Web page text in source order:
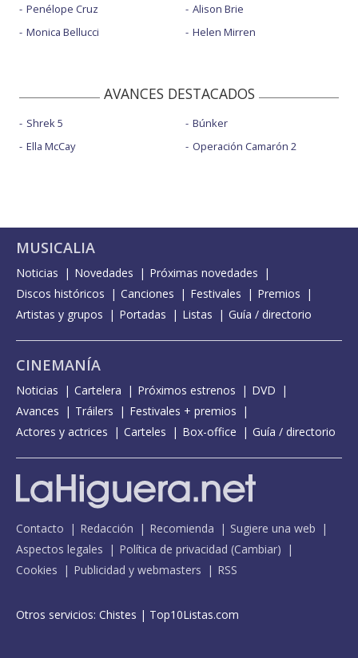
Penélope Cruz
Monica Bellucci
Alison Brie
Helen Mirren
AVANCES DESTACADOS
Shrek 5
Ella McCay
Búnker
Operación Camarón 2
MUSICALIA
Noticias Novedades
Próximas novedades
Discos históricos
Canciones Festivales
Premios
Artistas y grupos
Portadas Listas Guía / directorio
CINEMANÍA
Noticias Cartelera Próximos estrenos
DVD
Avances
Tráilers
Festivales + premios
Actores y actrices
Carteles Box-office Guía / directorio
Contacto Redacción Recomienda
Sugiere una web
Aspectos legales
Política de privacidad (Cambiar)
Cookies
Publicidad y webmasters RSS
Otros servicios: Chistes | Top10Listas.com